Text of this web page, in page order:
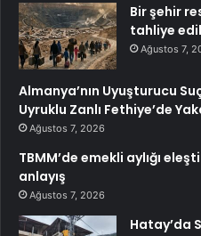
Bir şehir
tahliye
Ağustos 7,
Almanya’nın Uyuşturucu
Uyruklu Zanlı Fethiye’de
Ağustos 7, 2026
TBMM’de emekli aylığı
anlayış
Ağustos 7, 2026
Hatay’da